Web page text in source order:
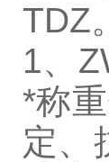
TDZ
1、
*称
定、